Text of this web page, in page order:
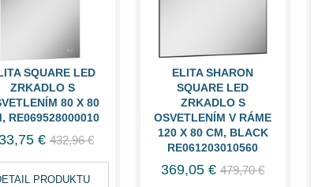
SQUARE LED
ZRKADLO S
80 X 80
RE069528000010
€ 432,96 €
PRODUKTU
ELITA SHARON
SQUARE LED
ZRKADLO S
OSVETLENÍM V RÁME
120 X 80 CM, BLACK
RE061203010560
369,05 € 479,70 €